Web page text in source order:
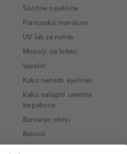
Sončne opekline
Francosko manikuro
UV lak za nohte
Mozolji na hrbtu
Vazelin
Kako nanesti eyeliner
Kako nalepiti umetne
trepalnice
Barvanje obrvi
Retinol